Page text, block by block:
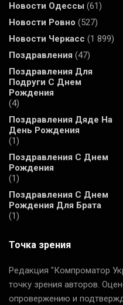
Новости Одессы (61)
Новости Ровно (527)
Новости Черкасс (1 899)
Поздравления (47)
Поздравления Для
Подруги С Днем
Рождения
(4)
Поздравления Дяде На
День Рождения
(1)
Поздравления С Днем
Рождения
(1)
Поздравления С Днем
Рождения Для Брата
(1)
Точка зрения
Редакция "Компроматор
точку зрения авторов.
опровержению и